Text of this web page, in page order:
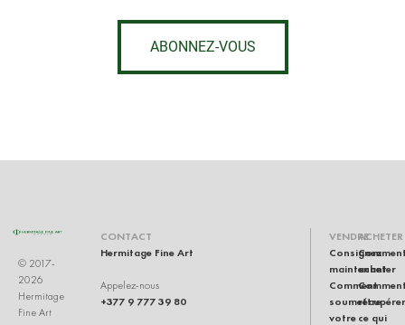
ABONNEZ-VOUS
© 2017-
2026
Hermitage
Fine Art
CONTACT
Hermitage Fine Art
Appelez-nous
+377 9 777 39 80
VENDRE
Consignez
maintenant
Comment
soumettre
votre
ACHETER
acheter
récupérer
ce qui